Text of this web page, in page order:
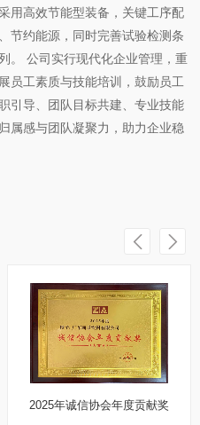
用高效节能型装备，关键工序配
节约能源，同时完善试验检测条
。 公司实行现代化企业管理，重
员工素质与技能培训，鼓励员工
引导、团队目标共建、专业技能
属感与团队凝聚力，助力企业稳
2025年诚信协会年度贡献奖